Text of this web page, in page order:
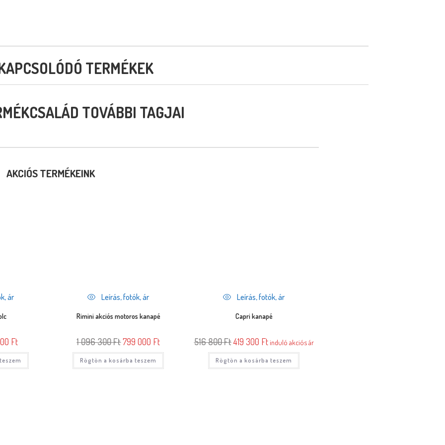
TERMÉKEK
TOVÁBBI TAGJAI
AKCIÓS TERMÉKEINK
ár
Ft
Leírás, fotók, ár
Rimini akciós motoros kanapé
1 096 300Ft799 000 Ft
Rögtön a kosárba teszem
Leírás, fotók, ár
Capri kanapé
516 800Ft419 300 Ftinduló akciós ár
Rögtön a kosárba teszem